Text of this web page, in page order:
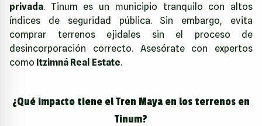
privada. Tinum es un municipio tranquilo con altos
índices de seguridad pública. Sin embargo, evita
comprar terrenos ejidales sin el proceso de
desincorporación correcto. Asesórate con expertos
como Itzimná Real Estate.
¿Qué impacto tiene el Tren Maya en los terrenos en
Tinum?